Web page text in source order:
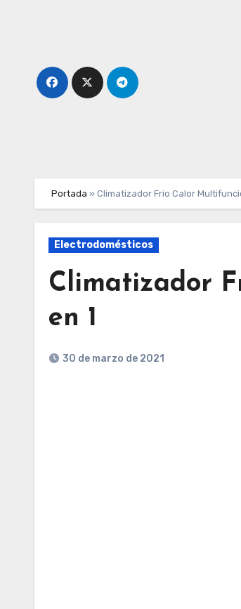
Portada » Climatizador Frio Calor
Electrodomésticos
Climatizador
en 1
30 de marzo de 2021